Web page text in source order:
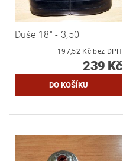
Duše 18" - 3,50
197,52 Kč bez DPH
239 Kč